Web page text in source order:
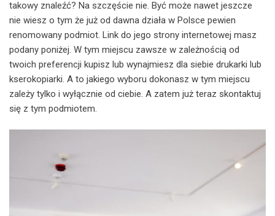
takowy znaleźć? Na szczęście nie. Być może nawet jeszcze
nie wiesz o tym że już od dawna działa w Polsce pewien
renomowany podmiot. Link do jego strony internetowej masz
podany poniżej. W tym miejscu zawsze w zależnością od
twoich preferencji kupisz lub wynajmiesz dla siebie drukarki lub
kserokopiarki. A to jakiego wyboru dokonasz w tym miejscu
zależy tylko i wyłącznie od ciebie. A zatem już teraz skontaktuj
się z tym podmiotem.